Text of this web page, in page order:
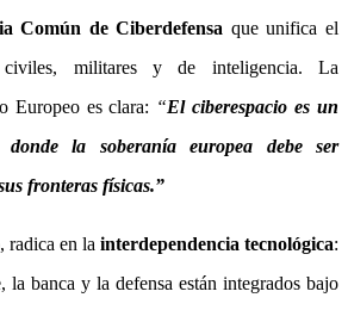
Común de Ciberdefensa que unifica el
civiles, militares y de inteligencia. La
Europeo es clara: “El ciberespacio es un
la soberanía europea debe ser
fronteras físicas.”
radica en la interdependencia tecnológica:
la banca y la defensa están integrados bajo